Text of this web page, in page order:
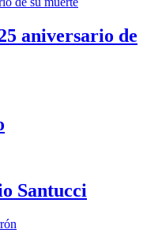
aniversario de
Santucci